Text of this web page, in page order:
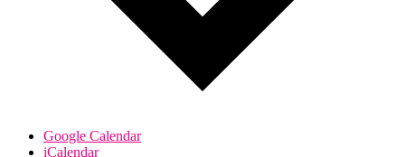
Google Calendar
iCalendar